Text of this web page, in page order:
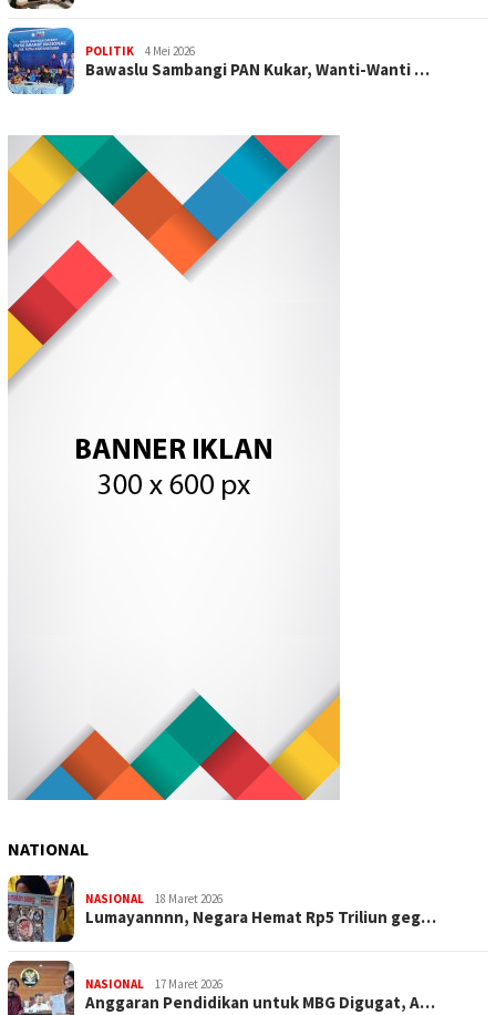
POLITIK 4 Mei 2026
Bawaslu Sambangi PAN Kukar, Wanti-Wanti …
NATIONAL
NASIONAL 18 Maret 2026
Lumayannnn, Negara Hemat Rp5 Triliun geg…
NASIONAL 17 Maret 2026
Anggaran Pendidikan untuk MBG Digugat, A…